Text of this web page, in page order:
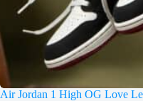
Air Jordan 1 High OG Love